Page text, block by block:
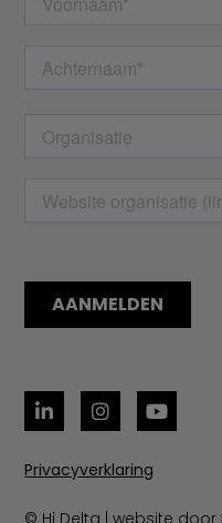
Privacyverklaring